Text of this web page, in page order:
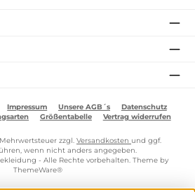
Impressum Unsere AGB´s
Datenschutz
Größentabelle Vertrag widerrufen
zzgl. Versandkosten und ggf.
wenn nicht anders angegeben.
- Alle Rechte vorbehalten. Theme by
ThemeWare®